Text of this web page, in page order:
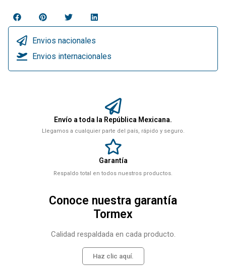
Envios nacionales
Envios internacionales
Envío a toda la República Mexicana.
Llegamos a cualquier parte del país, rápido y seguro.
Garantía
Respaldo total en todos nuestros productos.
Conoce nuestra garantía
Tormex
Calidad respaldada en cada producto.
Haz clic aquí.